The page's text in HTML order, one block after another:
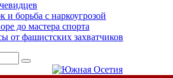
и борьба с наркоугрозой
до мастера спорта
от фашистских захватчиков